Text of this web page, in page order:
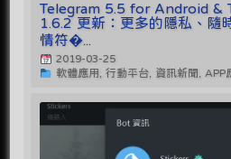
Telegram 5.5 for Android &
1.6.2 更新：更多的隱私、隨
情符�...
2019-03-25
軟體應用, 行動平台, 資訊新聞,